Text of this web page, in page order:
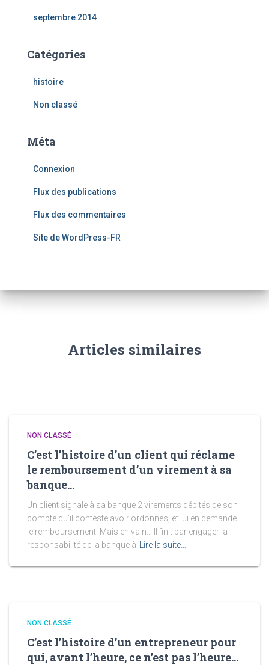
septembre 2014
Catégories
histoire
Non classé
Méta
Connexion
Flux des publications
Flux des commentaires
Site de WordPress-FR
Articles similaires
NON CLASSÉ
C’est l’histoire d’un client qui réclame
le remboursement d’un virement à sa
banque…
Un client signale à sa banque 2 virements débités de son
compte qu’il conteste avoir ordonnés, et lui en demande
le remboursement. Mais en vain… Il finit par engager la
responsabilité de la banque à
Lire la suite…
NON CLASSÉ
C’est l’histoire d’un entrepreneur pour
qui, avant l’heure, ce n’est pas l’heure…